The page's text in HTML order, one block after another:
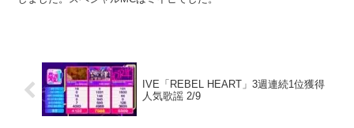
IVE「REBEL HEART」3週連続1位獲得
人気歌謡 2/9